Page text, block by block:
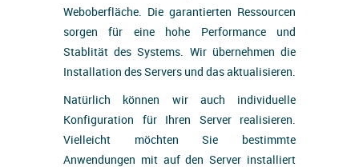
Weboberfläche. Die garantierten Ressourcen
sorgen für eine hohe Performance und
Stablität des Systems. Wir übernehmen die
Installation des Servers und das aktualisieren.
Natürlich können wir auch individuelle
Konfiguration für Ihren Server realisieren.
Vielleicht möchten Sie bestimmte
Anwendungen mit auf den Server installiert